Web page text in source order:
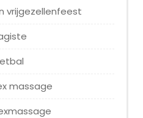
vrijgezellenfeest
massage